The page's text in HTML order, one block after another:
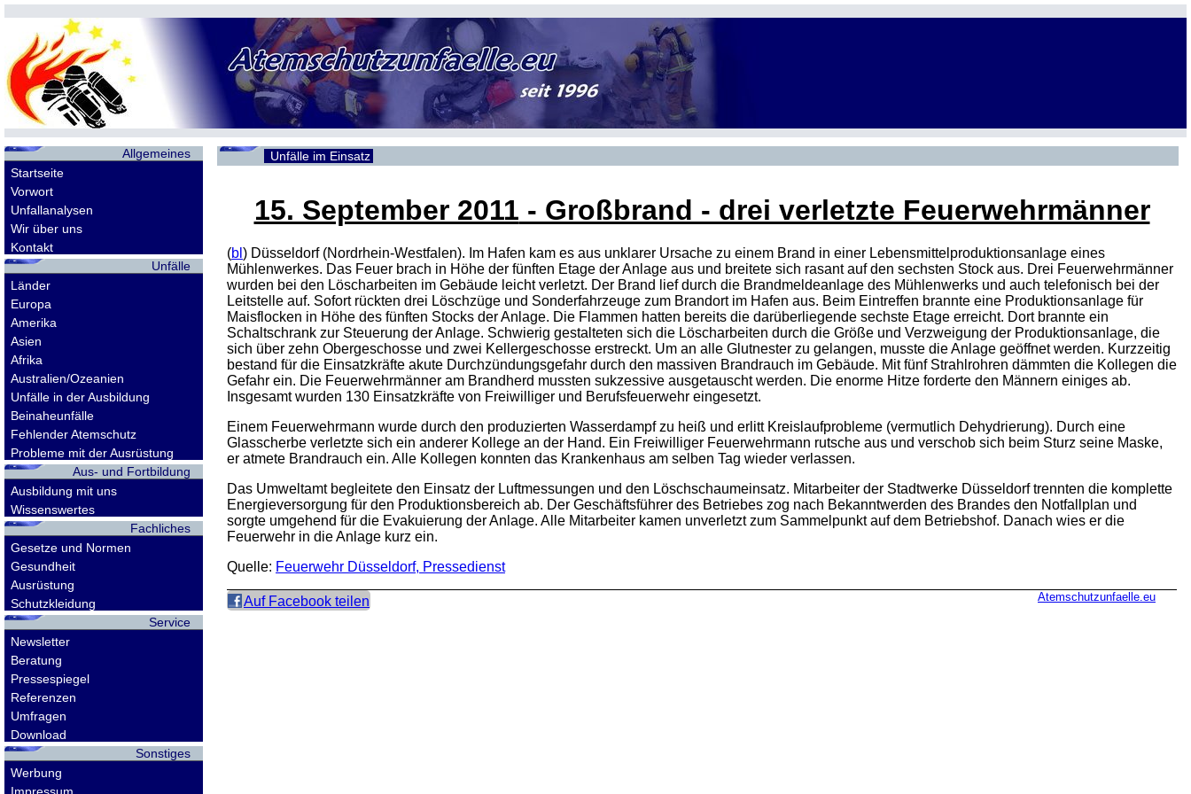
Allgemeines
Startseite
Vorwort
Unfallanalysen
Wir über uns
Kontakt
Unfälle
Länder
Europa
Amerika
Asien
Afrika
Australien/Ozeanien
Unfälle in der Ausbildung
Beinaheunfälle
Fehlender Atemschutz
Probleme mit der Ausrüstung
Aus- und Fortbildung
Ausbildung mit uns
Wissenswertes
Fachliches
Gesetze und Normen
Gesundheit
Ausrüstung
Schutzkleidung
Service
Newsletter
Beratung
Pressespiegel
Referenzen
Umfragen
Download
Sonstiges
Werbung
Unfälle im Einsatz
15. September 2011 - Großbrand - drei verletzte Feuerwehrmänner
(bl ) Düsseldorf (Nordrhein-Westfalen). Im Hafen kam es aus unklarer Ursache zu einem Brand in einer Lebensmittelproduktionsanlage eines
Mühlenwerkes. Das Feuer brach in Höhe der fünften Etage der Anlage aus und breitete sich rasant auf den sechsten Stock aus. Drei Feuerwehrmänner
wurden bei den Löscharbeiten im Gebäude leicht verletzt. Der Brand lief durch die Brandmeldeanlage des Mühlenwerks und auch telefonisch bei der
Leitstelle auf. Sofort rückten drei Löschzüge und Sonderfahrzeuge zum Brandort im Hafen aus. Beim Eintreffen brannte eine Produktionsanlage für
Maisflocken in Höhe des fünften Stocks der Anlage. Die Flammen hatten bereits die darüberliegende sechste Etage erreicht. Dort brannte ein
Schaltschrank zur Steuerung der Anlage. Schwierig gestalteten sich die Löscharbeiten durch die Größe und Verzweigung der Produktionsanlage, die
sich über zehn Obergeschosse und zwei Kellergeschosse erstreckt. Um an alle Glutnester zu gelangen, musste die Anlage geöffnet werden. Kurzzeitig
bestand für die Einsatzkräfte akute Durchzündungsgefahr durch den massiven Brandrauch im Gebäude. Mit fünf Strahlrohren dämmten die Kollegen die
Gefahr ein. Die Feuerwehrmänner am Brandherd mussten sukzessive ausgetauscht werden. Die enorme Hitze forderte den Männern einiges ab.
Insgesamt wurden 130 Einsatzkräfte von Freiwilliger und Berufsfeuerwehr eingesetzt.
Einem Feuerwehrmann wurde durch den produzierten Wasserdampf zu heiß und erlitt Kreislaufprobleme (vermutlich Dehydrierung). Durch eine
Glasscherbe verletzte sich ein anderer Kollege an der Hand. Ein Freiwilliger Feuerwehrmann rutsche aus und verschob sich beim Sturz seine Maske,
er atmete Brandrauch ein. Alle Kollegen konnten das Krankenhaus am selben Tag wieder verlassen.
Das Umweltamt begleitete den Einsatz der Luftmessungen und den Löschschaumeinsatz. Mitarbeiter der Stadtwerke Düsseldorf trennten die komplette
Energieversorgung für den Produktionsbereich ab. Der Geschäftsführer des Betriebes zog nach Bekanntwerden des Brandes den Notfallplan und
sorgte umgehend für die Evakuierung der Anlage. Alle Mitarbeiter kamen unverletzt zum Sammelpunkt auf dem Betriebshof. Danach wies er die
Feuerwehr in die Anlage kurz ein.
Quelle: Feuerwehr Düsseldorf, Pressedienst
Auf Facebook teilen Atemschutzunfaelle.eu